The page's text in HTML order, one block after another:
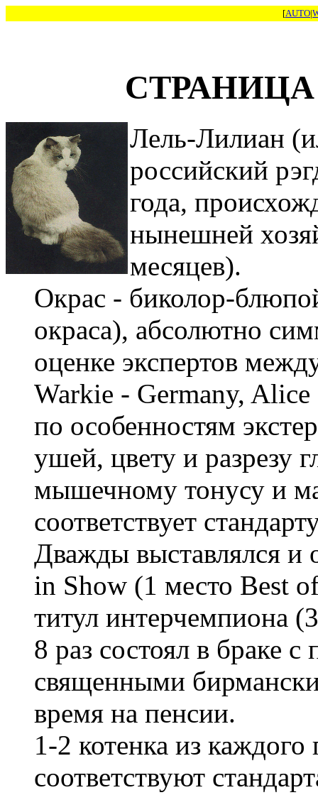
[AUTO|
Лель-Лилиан
российский
года,
нынешней
месяцев).
Окрас - биколор-
окраса), абсолютно
оценке экспертов
Warkie - Germany,
по особенностям
ушей, цвету и разрезу
мышечному тонусу и
соответствует
Дважды выставлялся и
in Show (1 место Best
титул интерчемпиона
8 раз состоял в браке
священными
время на пенсии.
1-2 котенка из
соответствуют